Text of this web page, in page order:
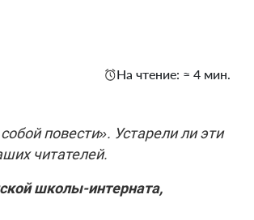
На чтение: ≈ 4 мин.
повести». Устарели ли эти
читателей.
школы-интерната,